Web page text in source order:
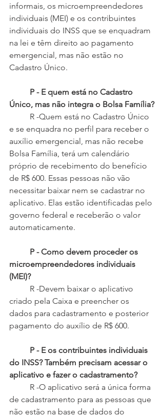
informais, os microempreendedores
individuais (MEI) e os contribuintes
individuais do INSS que se enquadram
na lei e têm direito ao pagamento
emergencial, mas não estão no
Cadastro Único.
P - E quem está no Cadastro
Único, mas não integra o Bolsa Família?
e se enquadra no perfil para receber o
auxílio emergencial, mas não recebe
Bolsa Família, terá um calendário
próprio de recebimento do benefício
de R$ 600. Essas pessoas não vão
necessitar baixar nem se cadastrar no
aplicativo. Elas estão identificadas pelo
governo federal e receberão o valor
automaticamente.
P - Como devem proceder os
microempreendedores individuais
(MEI)?
criado pela Caixa e preencher os
dados para cadastramento e posterior
pagamento do auxílio de R$ 600.
do INSS? Também precisam acessar o
aplicativo e fazer o cadastramento?
de cadastramento para as pessoas que
não estão na base de dados do